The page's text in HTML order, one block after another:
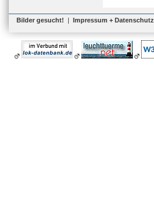
Bilder gesucht! | Impressum + Datenschutz